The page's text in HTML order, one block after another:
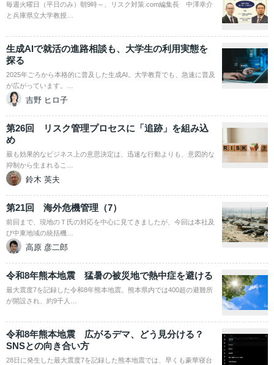
毎週火曜日（平日のみ）朝9時～、リスク対策.com編集長 中澤幸介
と兵庫県立大学教授…
生成AIで就活の進路相談も、大学生の利用実態を
探る
2025年ごろから本格的に普及した生成AI。大学教育でも、急速に普及
が広がっています。…
吉野 ヒロ子
第26回 リスク管理プロセスに「追跡」を組み込
め
最も効果的なビジネス上の意思決定は、迅速な行動よりも、意図的な
抑制から生まれるこ…
鈴木 英夫
第21回 海外危機管理（7）
前回まで、現地のＴ氏の対応を中心に見てきましたが、今回は本社及
び中東地域の統括機…
高原 彦二郎
令和8年熊本地震 猛暑の被災地で熱中症を避ける
最大震度7を記録した令和8年熊本地震。熊本県内では400超の避難所
が開設され、約9千人…
令和8年熊本地震 広がるデマ、どう見分ける？
SNSとの向き合い方
28日に発生した最大震度7を記録した熊本地震では、早くも豪華寝台